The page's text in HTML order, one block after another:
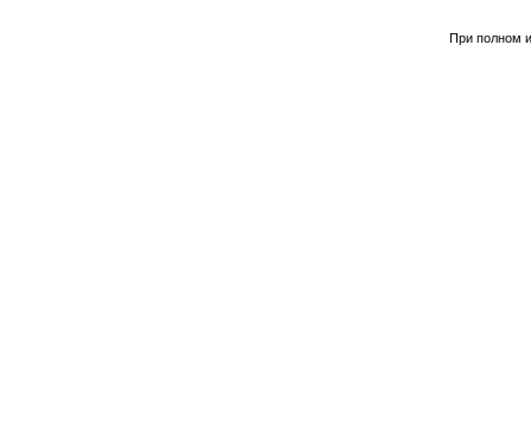
При полном